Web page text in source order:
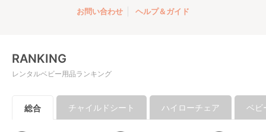
お問い合わせ ヘルプ＆ガイド
RANKING
レンタルベビー用品ランキング
総合 チャイルドシート ハイローチェア ベビ